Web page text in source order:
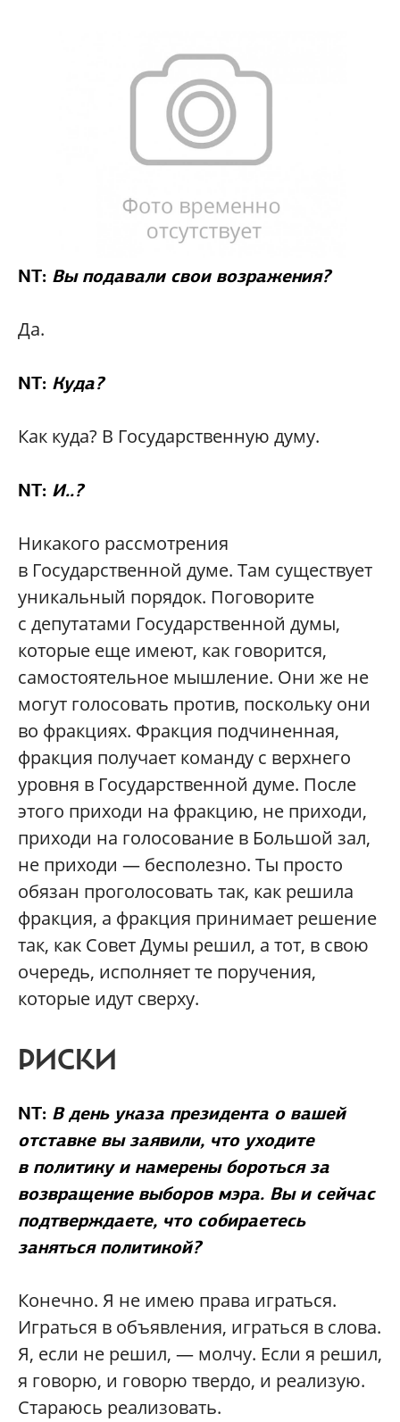
NT: Вы подавали свои возражения?
Да.
NT: Куда?
Как куда? В Государственную думу.
NT: И..?
Никакого рассмотрения
в Государственной думе. Там существует
уникальный порядок. Поговорите
с депутатами Государственной думы,
которые еще имеют, как говорится,
самостоятельное мышление. Они же не
могут голосовать против, поскольку они
во фракциях. Фракция подчиненная,
фракция получает команду с верхнего
уровня в Государственной думе. После
этого приходи на фракцию, не приходи,
приходи на голосование в Большой зал,
не приходи — бесполезно. Ты просто
обязан проголосовать так, как решила
фракция, а фракция принимает решение
так, как Совет Думы решил, а тот, в свою
очередь, исполняет те поручения,
которые идут сверху.
РИСКИ
NT: В день указа президента о вашей
отставке вы заявили, что уходите
в политику и намерены бороться за
возвращение выборов мэра. Вы и сейчас
подтверждаете, что собираетесь
заняться политикой?
Конечно. Я не имею права играться.
Играться в объявления, играться в слова.
Я, если не решил, — молчу. Если я решил,
я говорю, и говорю твердо, и реализую.
Стараюсь реализовать.